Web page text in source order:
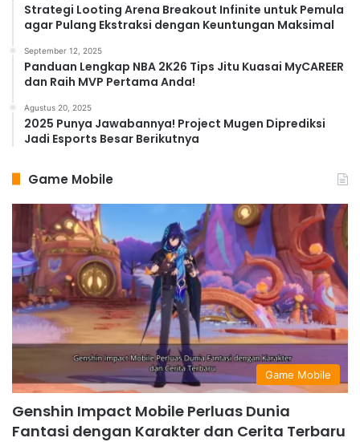
Strategi Looting Arena Breakout Infinite untuk Pemula
agar Pulang Ekstraksi dengan Keuntungan Maksimal
September 12, 2025
Panduan Lengkap NBA 2K26 Tips Jitu Kuasai MyCAREER
dan Raih MVP Pertama Anda!
Agustus 20, 2025
2025 Punya Jawabannya! Project Mugen Diprediksi
Jadi Esports Besar Berikutnya
Game Mobile
Game Mobile
Genshin Impact Mobile Perluas Dunia
Fantasi dengan Karakter dan Cerita Terbaru